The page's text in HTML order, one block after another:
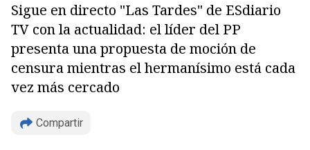
Sigue en directo "Las Tardes" de ESdiario
TV con la actualidad: el líder del PP
presenta una propuesta de moción de
censura mientras el hermanísimo está cada
vez más cercado
Compartir